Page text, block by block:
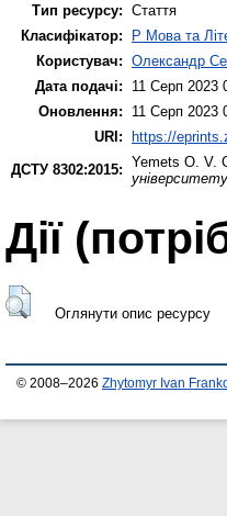
Тип ресурсу: Стаття
Класифікатор:
P Мова та
Користувач: Олександр
Дата подачі:
11 Серп 2023
Оновлення:
11 Серп 2023
URI: https://
ДСТУ 8302:2015: Yemets O. V.
університету
Дії
Оглянути опис ресурсу
© 2008–2026 Zhytomyr Ivan